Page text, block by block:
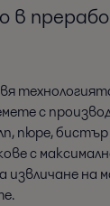
в
с
пюре, бистър
с
извличане на